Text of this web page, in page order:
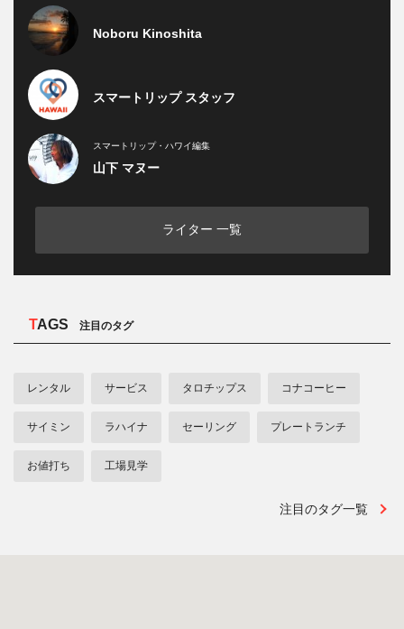
Noboru Kinoshita
スマートリップ スタッフ
スマートリップ・ハワイ編集
山下 マヌー
ライター 一覧
TAGS 注目のタグ
レンタル サービス タロチップス コナコーヒー
サイミン ラハイナ セーリング プレートランチ
お値打ち 工場見学
注目のタグ一覧